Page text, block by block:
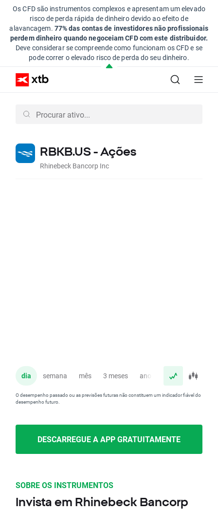
Os CFD são instrumentos complexos e apresentam um elevado
risco de perda rápida de dinheiro devido ao efeito de
alavancagem. 77% das contas de investidores não profissionais
perdem dinheiro quando negoceiam CFD com este distribuidor.
Deve considerar se compreende como funcionam os CFD e se
pode correr o elevado risco de perda do seu dinheiro.
RBKB.US - Ações
Rhinebeck Bancorp Inc
dia semana mês 3 meses ano
O desempenho passado ou as previsões futuras não constituem um indicador fiável do
desempenho futuro.
DESCARREGUE A APP GRATUITAMENTE
SOBRE OS INSTRUMENTOS
Invista em Rhinebeck Bancorp